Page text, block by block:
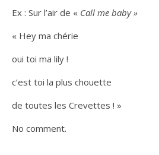
Ex : Sur l’air de « Call me baby »
« Hey ma chérie
oui toi ma lily !
c’est toi la plus chouette
de toutes les Crevettes ! »
No comment.